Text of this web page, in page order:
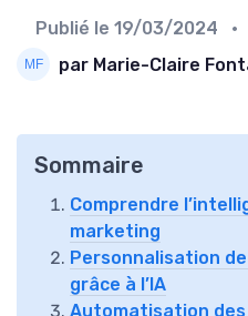
Publié le 19/03/2024 •
par Marie-Claire
Sommaire
Comprendre
marketing
Personnalisation
grâce à l’IA
Automatisation